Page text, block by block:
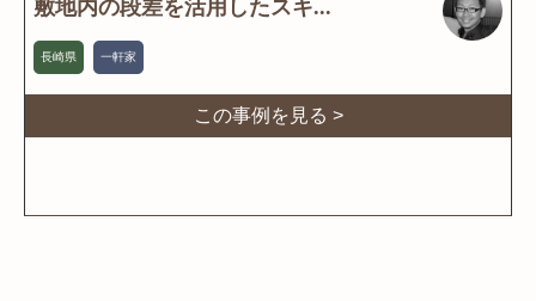
敷地内の段差を活用したスキ...
長崎県 一軒家
この事例を見る >